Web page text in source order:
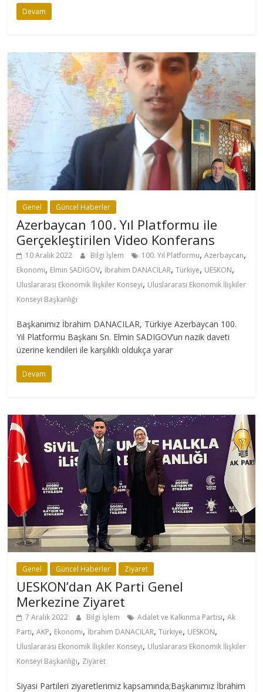
Devam
Genel Güncel Haberler
Azerbaycan 100. Yıl Platformu ile
Gerçekleştirilen Video Konferans
10 Aralık 2022 Bilgi İşlem 100. Yıl Platformu,Azerbaycan,
Ekonomi, Elmin SADIGOV, İbrahim DANACILAR,Türkiye, UESKON,
Uluslararası Ekonomik İlişkiler Konseyi, Uluslararası Ekonomik İlişkiler
Konseyi Başkanlığı
Başkanımız İbrahim DANACILAR, Türkiye Azerbaycan 100.
Yıl Platformu Başkanı Sn. Elmin SADIGOV’un nazik daveti
üzerine kendileri ile karşılıklı oldukça yarar
Devam
Genel Güncel Haberler Ziyaret
UESKON’dan AK Parti Genel
Merkezine Ziyaret
7 Aralık 2022 Bilgi İşlem Adalet ve Kalkınma Partisi,Ak
Parti,AKP, Ekonomi, İbrahim DANACILAR,Türkiye, UESKON,
Uluslararası Ekonomik İlişkiler Konseyi, Uluslararası Ekonomik İlişkiler
Konseyi Başkanlığı, Ziyaret
Siyasi Partileri ziyaretlerimiz kapsamında;Başkanımız İbrahim